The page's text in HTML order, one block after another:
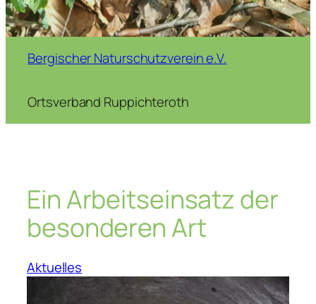
Bergischer Naturschutzverein e.V.
Ortsverband Ruppichteroth
Ein Arbeitseinsatz der
besonderen Art
Aktuelles